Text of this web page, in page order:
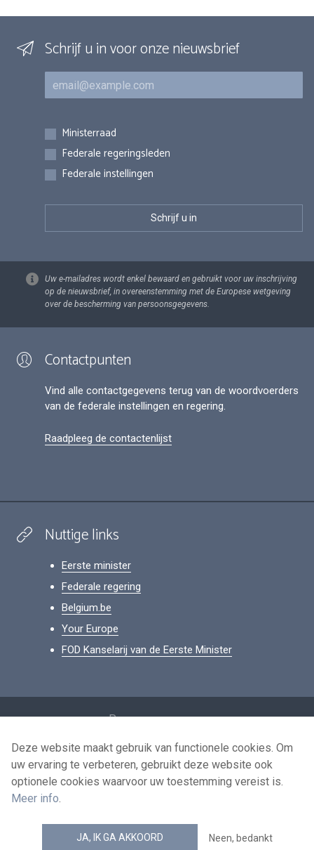
Schrijf u in voor onze nieuwsbrief
E-mail
Inschrijvingen
Ministerraad
Federale regeringsleden
Federale instellingen
Uw e-mailadres wordt enkel bewaard en gebruikt voor uw inschrijving
op de nieuwsbrief, in overeenstemming met de Europese wetgeving
over de bescherming van persoonsgegevens.
Contactpunten
Vind alle contactgegevens terug van de woordvoerders
van de federale instellingen en regering.
Raadpleeg de contactenlijst
Nuttige links
Eerste minister
Federale regering
Belgium.be
Your Europe
FOD Kanselarij van de Eerste Minister
Persoonsgegevens
Voorwaarden voor het hergebruik
Contacteer ons
news.belgium RSS feed
Deze website maakt gebruik van functionele cookies. Om
uw ervaring te verbeteren, gebruikt deze website ook
optionele cookies waarvoor uw toestemming vereist is.
Meer info.
JA, IK GA AKKOORD Neen, bedankt